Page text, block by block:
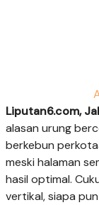
Liputan6.com,
alasan urung
berkebun
meski halaman
hasil optimal.
vertikal, siapa